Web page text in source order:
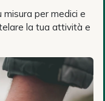
misura per medici e
la tua attività e